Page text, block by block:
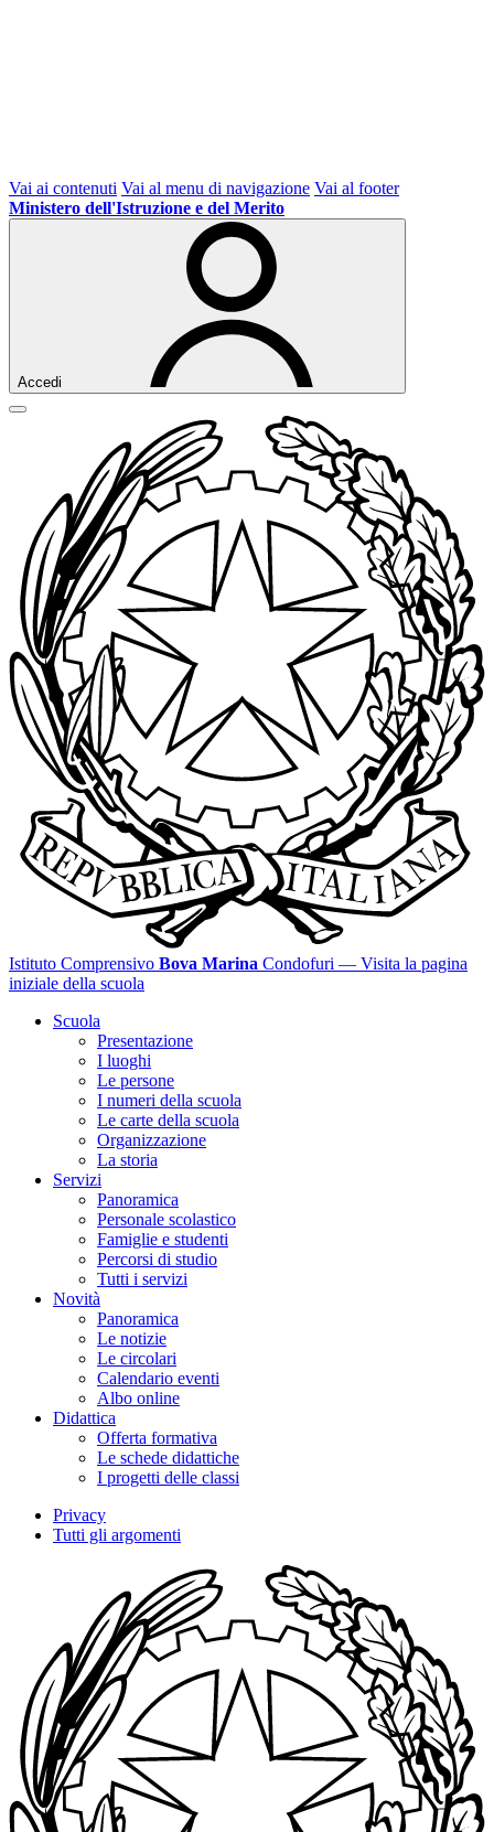
Vai ai contenuti Vai al menu di navigazione Vai al footer
Ministero dell'Istruzione e del Merito
Accedi
Istituto Comprensivo Bova Marina Condofuri — Visita la pagina
iniziale della scuola
Scuola
Presentazione
I luoghi
Le persone
I numeri della scuola
Le carte della scuola
Organizzazione
La storia
Servizi
Panoramica
Personale scolastico
Famiglie e studenti
Percorsi di studio
Tutti i servizi
Novità
Panoramica
Le notizie
Le circolari
Calendario eventi
Albo online
Didattica
Offerta formativa
Le schede didattiche
I progetti delle classi
Privacy
Tutti gli argomenti